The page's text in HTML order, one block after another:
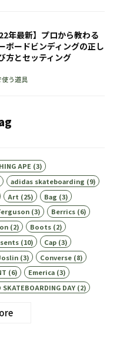
年最新】プロから教わる
ボードビンディングの正し
方とセッティング
使う道具
APE(3)
adidas skateboarding (9)
Art (25) Bag (3)
(3) Berrics(6)
(2) Boots(2)
(10) Cap(3)
(3) Converse(8)
(6) Emerica(3)
SKATEBOARDING DAY(2)